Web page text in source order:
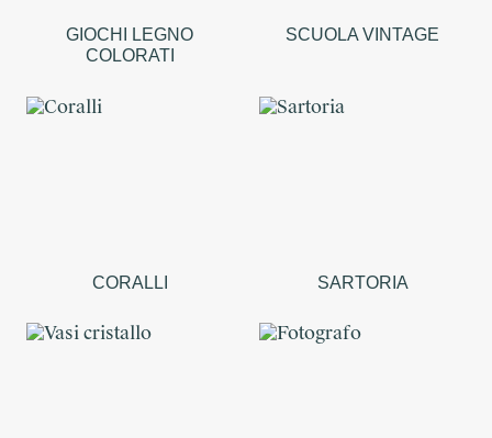
GIOCHI LEGNO
COLORATI
SCUOLA VINTAGE
CORALLI SARTORIA